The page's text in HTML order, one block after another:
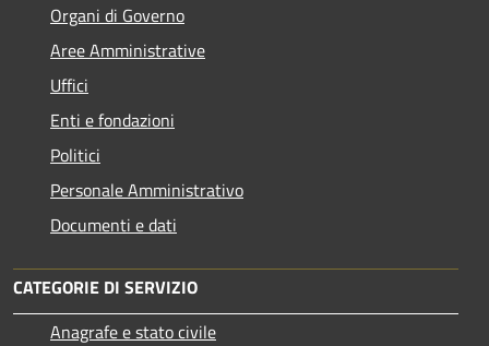
Organi di Governo
Aree Amministrative
Uffici
Enti e fondazioni
Politici
Personale Amministrativo
Documenti e dati
CATEGORIE DI SERVIZIO
Anagrafe e stato civile